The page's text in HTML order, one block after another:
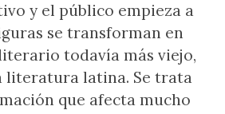
y el público empieza a
se transforman en
todavía más viejo,
literatura latina. Se trata
que afecta mucho